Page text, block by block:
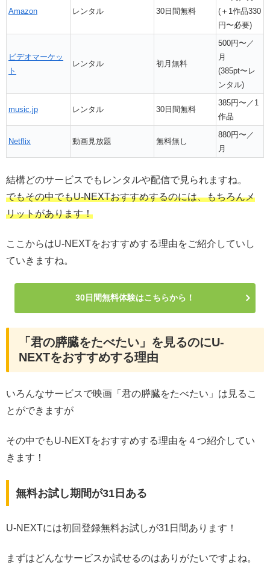
Amazon レンタル 30日間無料
(＋1作品330
円〜必要)
ビデオマーケッ
ト
レンタル 初月無料
500円〜／
月
(385pt〜レ
ンタル)
music.jp レンタル 30日間無料
385円〜／1
作品
Netflix 動画見放題 無料無し
880円〜／
月
結構どのサービスでもレンタルや配信で見られますね。
でもその中でもU-NEXTおすすめするのには、もちろんメ
リットがあります！
ここからはU-NEXTをおすすめする理由をご紹介していし
ていきますね。
30日間無料体験はこちらから！
「君の膵臓をたべたい」を見るのにU-
NEXTをおすすめする理由
いろんなサービスで映画「君の膵臓をたべたい」は見るこ
とができますが
その中でもU-NEXTをおすすめする理由を４つ紹介してい
きます！
無料お試し期間が31日ある
U-NEXTには初回登録無料お試しが31日間あります！
まずはどんなサービスか試せるのはありがたいですよね。